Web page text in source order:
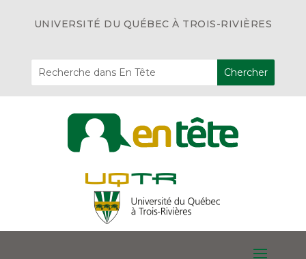
UNIVERSITÉ DU QUÉBEC À TROIS-RIVIÈRES